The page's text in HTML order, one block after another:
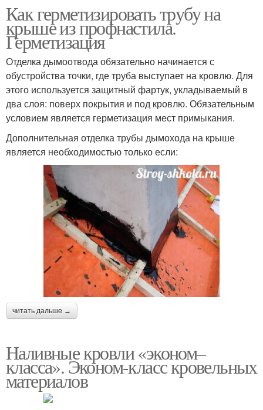
Как герметизировать трубу на
крыше из профнастила.
Герметизация
Отделка дымоотвода обязательно начинается с
обустройства точки, где труба выступает на кровлю. Для
этого используется защитный фартук, укладываемый в
два слоя: поверх покрытия и под кровлю. Обязательным
условием является герметизация мест примыкания.
Дополнительная отделка трубы дымохода на крыше
является необходимостью только если:
читать дальше →
Наливные кровли «эконом–
класса». Эконом-класс кровельных
материалов